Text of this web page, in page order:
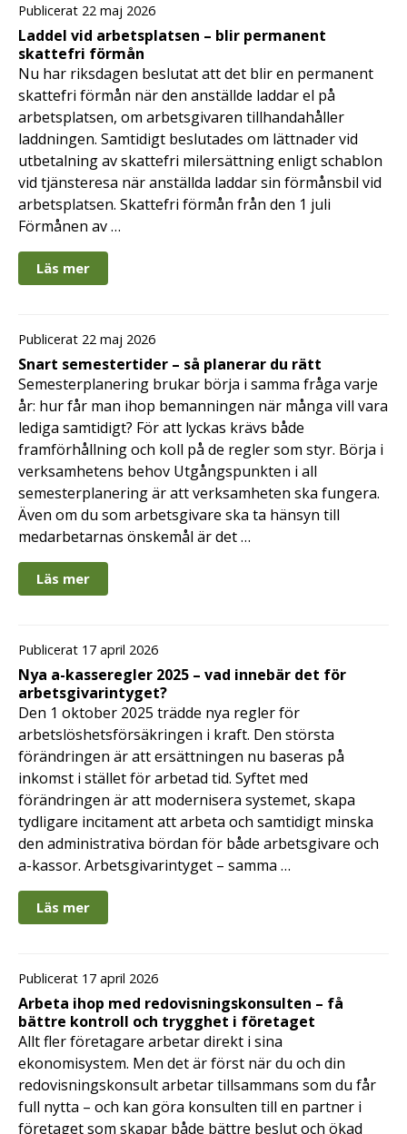
Publicerat 22 maj 2026
Laddel vid arbetsplatsen – blir permanent
skattefri förmån
Nu har riksdagen beslutat att det blir en permanent
skattefri förmån när den anställde laddar el på
arbetsplatsen, om arbetsgivaren tillhandahåller
laddningen. Samtidigt beslutades om lättnader vid
utbetalning av skattefri milersättning enligt schablon
vid tjänsteresa när anställda laddar sin förmånsbil vid
arbetsplatsen. Skattefri förmån från den 1 juli
Förmånen av …
Läs mer
Publicerat 22 maj 2026
Snart semestertider – så planerar du rätt
Semesterplanering brukar börja i samma fråga varje
år: hur får man ihop bemanningen när många vill vara
lediga samtidigt? För att lyckas krävs både
framförhållning och koll på de regler som styr. Börja i
verksamhetens behov Utgångspunkten i all
semesterplanering är att verksamheten ska fungera.
Även om du som arbetsgivare ska ta hänsyn till
medarbetarnas önskemål är det …
Läs mer
Publicerat 17 april 2026
Nya a-kasseregler 2025 – vad innebär det för
arbetsgivarintyget?
Den 1 oktober 2025 trädde nya regler för
arbetslöshetsförsäkringen i kraft. Den största
förändringen är att ersättningen nu baseras på
inkomst i stället för arbetad tid. Syftet med
förändringen är att modernisera systemet, skapa
tydligare incitament att arbeta och samtidigt minska
den administrativa bördan för både arbetsgivare och
a-kassor. Arbetsgivarintyget – samma …
Läs mer
Publicerat 17 april 2026
Arbeta ihop med redovisningskonsulten – få
bättre kontroll och trygghet i företaget
Allt fler företagare arbetar direkt i sina
ekonomisystem. Men det är först när du och din
redovisningskonsult arbetar tillsammans som du får
full nytta – och kan göra konsulten till en partner i
företaget som skapar både bättre beslut och ökad